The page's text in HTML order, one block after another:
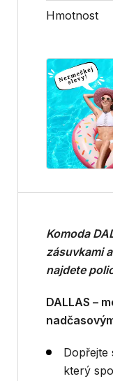
Hmotnost
Komoda
zásuvkami
najdete
DALLAS –
Dopřejte
který